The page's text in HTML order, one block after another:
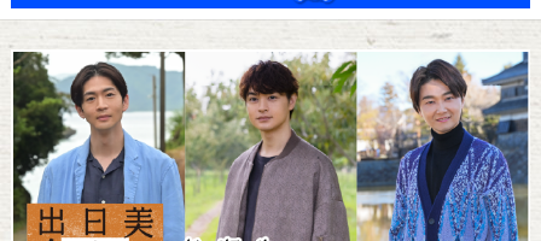
紀行 報道
教養 スポーツ
音楽 エンタメ
アニメ ファンクラブ